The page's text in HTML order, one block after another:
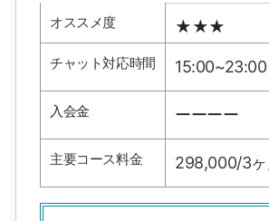
オススメ度 ★★★
チャット対応時間 15:00~23:00
入会金 ーーーー
主要コース料金 298,000/3ヶ